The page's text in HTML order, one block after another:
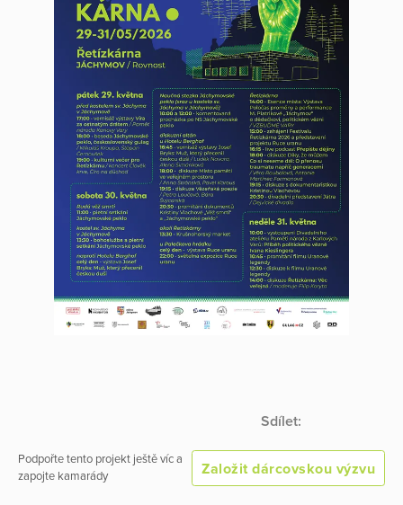
Sdílet:
Podpořte tento projekt ještě víc a
zapojte kamarády
Založit dárcovskou výzvu